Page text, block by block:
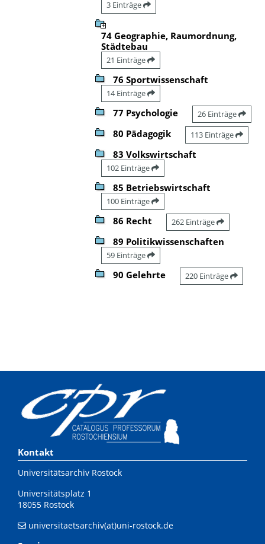
3 Einträge
74 Geographie, Raumordnung,
Städtebau
21 Einträge
76 Sportwissenschaft
14 Einträge
77 Psychologie 26 Einträge
80 Pädagogik 113 Einträge
83 Volkswirtschaft
102 Einträge
85 Betriebswirtschaft
100 Einträge
86 Recht 262 Einträge
89 Politikwissenschaften
59 Einträge
90 Gelehrte 220 Einträge
Kontakt
Universitätsarchiv Rostock
Universitätsplatz 1
18055 Rostock
universitaetsarchiv(at)uni-rostock.de